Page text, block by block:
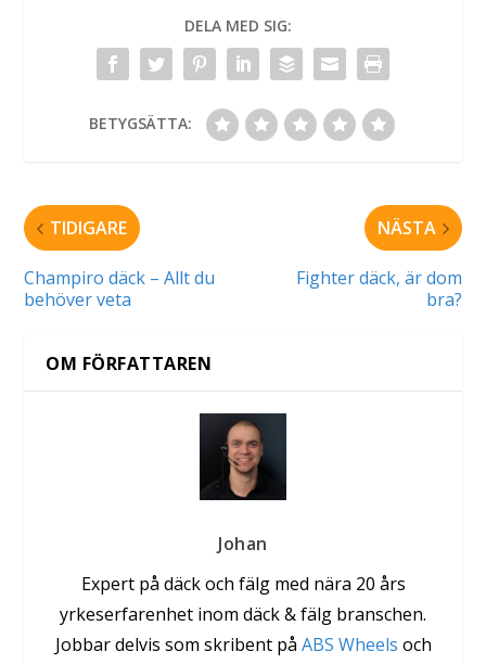
DELA MED SIG:
BETYGSÄTTA:
TIDIGARE
Champiro däck – Allt du
behöver veta
NÄSTA
Fighter däck, är dom
bra?
OM FÖRFATTAREN
Johan
Expert på däck och fälg med nära 20 års
yrkeserfarenhet inom däck & fälg branschen.
Jobbar delvis som skribent på ABS Wheels och